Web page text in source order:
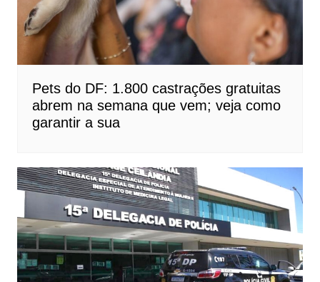
Pets do DF: 1.800 castrações gratuitas
abrem na semana que vem; veja como
garantir a sua